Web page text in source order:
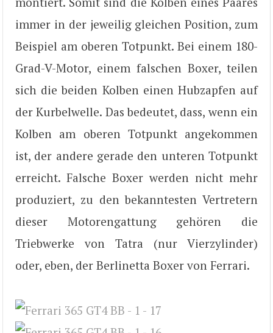
immer in der jeweilig gleichen Position, zum
Beispiel am oberen Totpunkt. Bei einem 180-
Grad-V-Motor, einem falschen Boxer, teilen
sich die beiden Kolben einen Hubzapfen auf
der Kurbelwelle. Das bedeutet, dass, wenn ein
Kolben am oberen Totpunkt angekommen
ist, der andere gerade den unteren Totpunkt
erreicht. Falsche Boxer werden nicht mehr
produziert, zu den bekanntesten Vertretern
dieser Motorengattung gehören die
Triebwerke von Tatra (nur Vierzylinder)
oder, eben, der Berlinetta Boxer von Ferrari.